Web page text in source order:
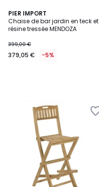
PIER IMPORT
Chaise de bar jardin en teck et
résine tressée MENDOZA
399,00 €
379,05 € -5%